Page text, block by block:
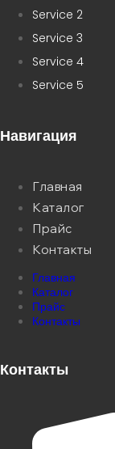
Service 2
Service 3
Service 4
Service 5
Навигация
Главная
Каталог
Прайс
Контакты
Главная
Каталог
Прайс
Контакты
Контакты